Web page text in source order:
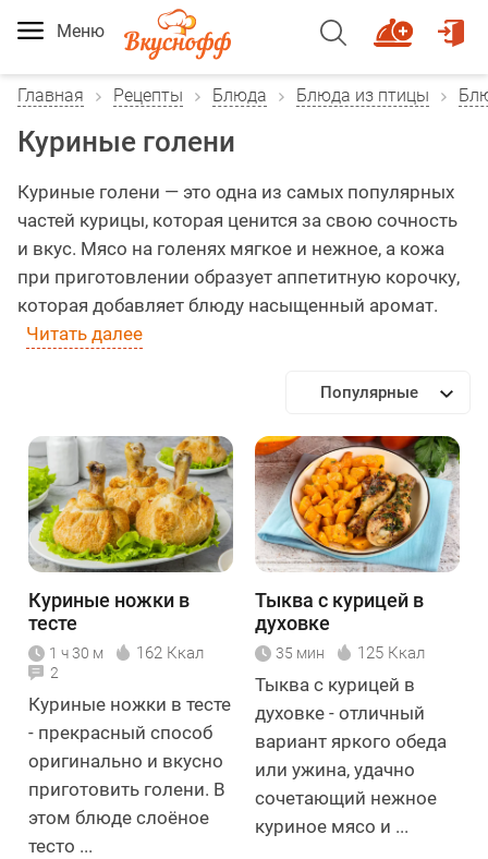
Меню
Главная Рецепты Блюда Блюда из птицы
Куриные голени
Куриные голени — это одна из самых популярных
частей курицы, которая ценится за свою сочность
и вкус. Мясо на голенях мягкое и нежное, а кожа
при приготовлении образует аппетитную корочку,
которая добавляет блюду насыщенный аромат.
Читать далее
Популярные
Куриные ножки в
тесте
1 ч 30 м 162 Ккал
2
Куриные ножки в тесте
- прекрасный способ
оригинально и вкусно
приготовить голени. В
этом блюде слоёное
тесто ...
Тыква с курицей в
духовке
35 мин 125 Ккал
Тыква с курицей в
духовке - отличный
вариант яркого обеда
или ужина, удачно
сочетающий нежное
куриное мясо и ...